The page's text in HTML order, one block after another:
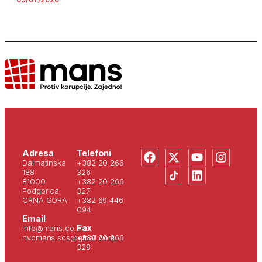
Adresa
Dalmatinska
188
81000
Podgorica
CRNA GORA
Email
info@mans.co.me
nvomans.sos@gmail.com
Telefoni
+382 20 266
326
+382 20 266
327
+382 69 446
094
Fax
+382 20 266
328